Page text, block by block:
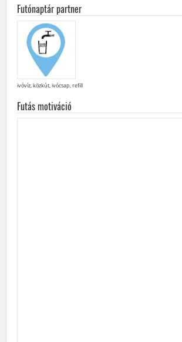
Futónaptár partner
ivóvíz, közkút, ivócsap, refill
Futás motiváció